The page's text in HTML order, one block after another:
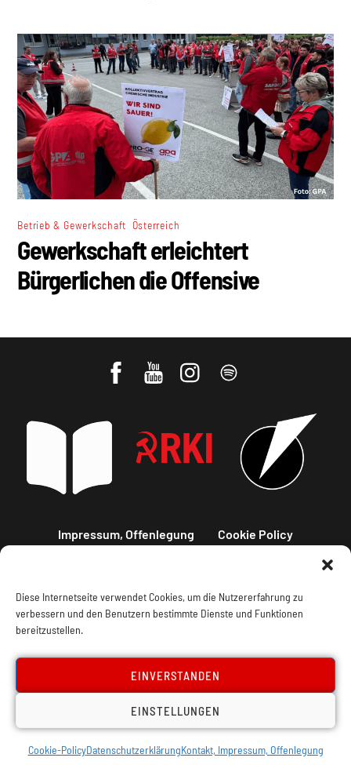
Diese Internetseite verwendet Cookies, um die Nutzererfahrung zu
verbessern und den Benutzern bestimmte Dienste und Funktionen
bereitzustellen.
EINVERSTANDEN
EINSTELLUNGEN
Cookie-PolicyDatenschutzerklärungKontakt, Impressum, Offenlegung
Betrieb & Gewerkschaft Österreich
Gewerkschaft erleichtert
Bürgerlichen die Offensive
Impressum, Offenlegung Cookie Policy